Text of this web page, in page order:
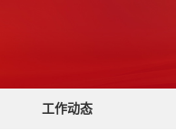
工作动态